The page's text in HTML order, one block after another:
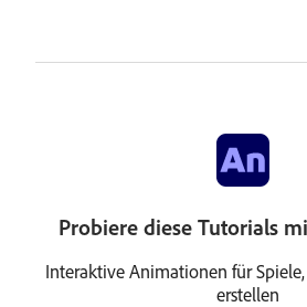
Probiere diese Tutorials
Interaktive Animationen für
erstellen